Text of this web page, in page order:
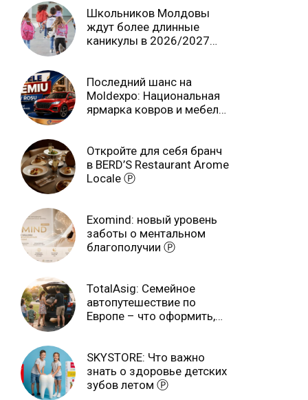
Школьников Молдовы
ждут более длинные
каникулы в 2026/2027
Последний шанс на
Moldexpo: Национальная
ярмарка ковров и мебели
Откройте для себя бранч
в BERD’S Restaurant Arome
Locale Ⓟ
Exomind: новый уровень
заботы о ментальном
благополучии Ⓟ
TotalAsig: Семейное
автопутешествие по
Европе – что оформить,
SKYSTORE: Что важно
знать о здоровье детских
зубов летом Ⓟ